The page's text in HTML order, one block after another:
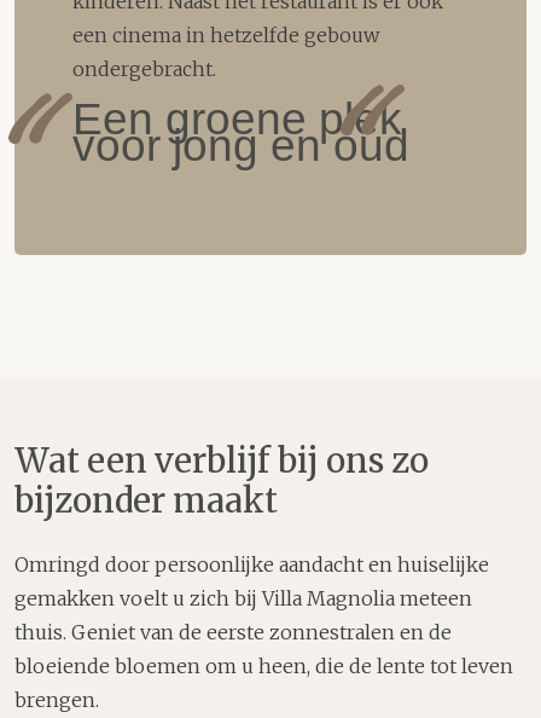
een cinema in hetzelfde gebouw
ondergebracht.
Een groene plek
voor jong en oud
Wat een verblijf bij ons zo
bijzonder maakt
Omringd door persoonlijke aandacht en huiselijke
gemakken voelt u zich bij Villa Magnolia meteen
thuis. Geniet van de eerste zonnestralen en de
bloeiende bloemen om u heen, die de lente tot leven
brengen.